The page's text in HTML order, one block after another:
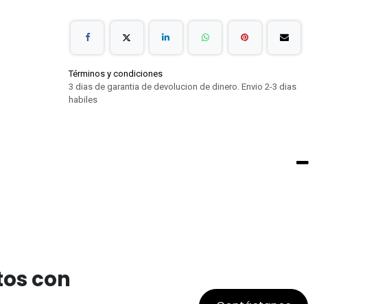
Términos y condiciones
3 dias de garantia de devolucion de dinero. Envio 2-3 dias
habiles
con